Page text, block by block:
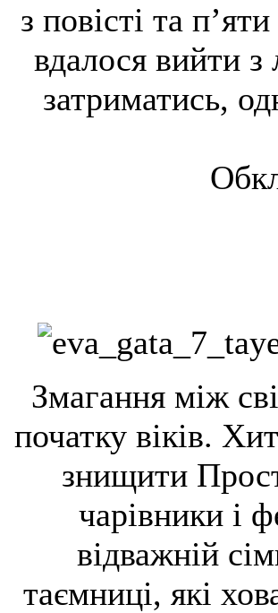
з повісті та
вдалося вийти
за­три­матись,
Змагання між
початку віків.
знищити
чарівники і
відважній
таємниці, які